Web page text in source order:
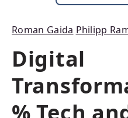
Roman Gaida Philipp
Digital